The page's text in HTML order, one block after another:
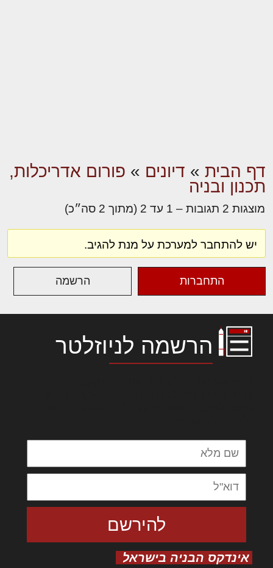
דף הבית » דיונים » פורום אדריכלות,
תכנון ובניה
מוצגות 2 תגובות – 1 עד 2 (מתוך 2 סה״כ)
יש להתחבר למערכת על מנת להגיב.
התחברות הרשמה
הרשמה לניוזלטר
אינדקס הבניה בישראל